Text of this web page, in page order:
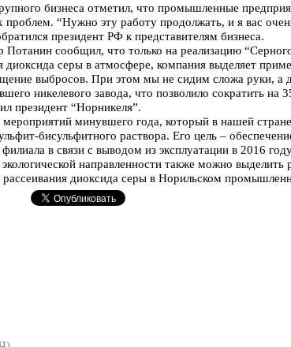
бизнеса отметил, что промышленные
“Нужно эту работу продолжать, и я вас
президент РФ к представителям бизнеса.
сообщил, что только на реализацию
серы в атмосфере, компания выделяет
выбросов. При этом мы не сидим сложа руки, а
никелевого завода, что позволило сократить на
президент “Норникеля”.
минувшего года, который в нашей
бисульфитного раствора. Его цель –
в связи с выводом из эксплуатации в 2016
направленности также можно выделить
диоксида серы в Норильском